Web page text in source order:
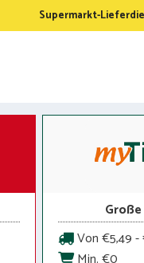
Supermarkt-
Von €5,49